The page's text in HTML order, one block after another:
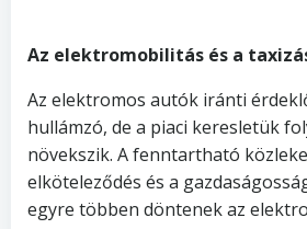
Az elektromobilitás és a
Az elektromos autók iránti
hullámzó, de a piaci keresletük
növekszik. A fenntartható
elköteleződés és a
egyre többen döntenek az